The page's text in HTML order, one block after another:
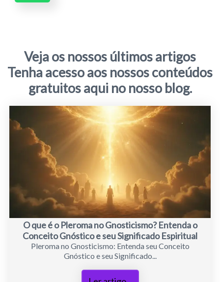
Veja os nossos últimos artigos
Tenha acesso aos nossos conteúdos
gratuitos aqui no nosso blog.
O que é o Pleroma no Gnosticismo? Entenda o
Conceito Gnóstico e seu Significado Espiritual
Pleroma no Gnosticismo: Entenda seu Conceito
Gnóstico e seu Significado...